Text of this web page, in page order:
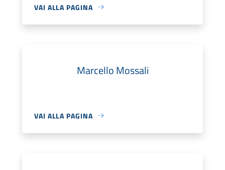
VAI ALLA PAGINA
Marcello Mossali
VAI ALLA PAGINA